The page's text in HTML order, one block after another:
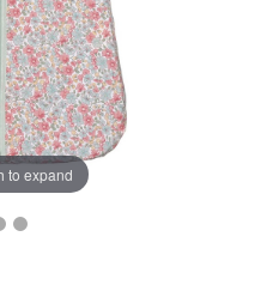
to expand